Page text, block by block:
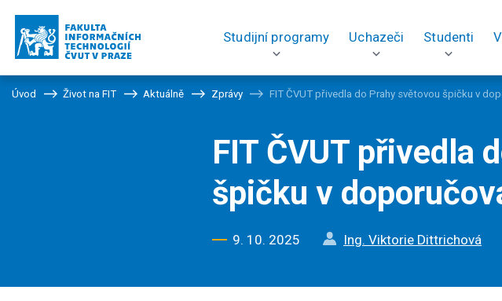
Studijní programy Uchazeči Studenti
Úvod Život na FIT Aktuálně Zprávy FIT ČVUT přivedla do Prahy světovou špičku v
FIT ČVUT přivedla
špičku v
9. 10. 2025 Ing. Viktorie Dittrichová